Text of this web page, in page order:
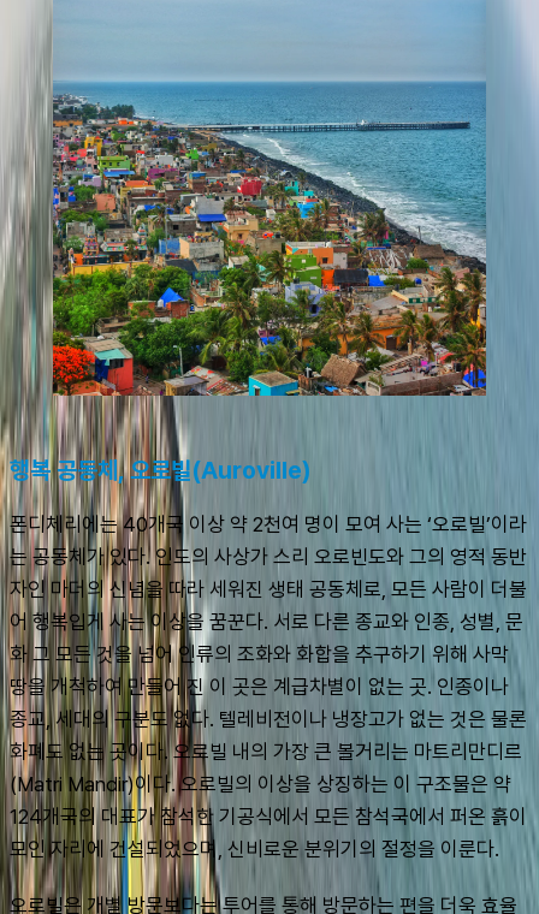
행복 공동체, 오로빌(Auroville)
폰디체리에는 40개국 이상 약 2천여 명이 모여 사는 ‘오로빌’이라
는 공동체가 있다. 인도의 사상가 스리 오로빈도와 그의 영적 동반
자인 마더의 신념을 따라 세워진 생태 공동체로, 모든 사람이 더불
어 행복입게 사는 이상을 꿈꾼다. 서로 다른 종교와 인종, 성별, 문
화 그 모든 것을 넘어 인류의 조화와 화합을 추구하기 위해 사막
땅을 개척하여 만들어 진 이 곳은 계급차별이 없는 곳. 인종이나
종교, 세대의 구분도 없다. 텔레비전이나 냉장고가 없는 것은 물론
화폐도 없는 곳이다. 오로빌 내의 가장 큰 볼거리는 마트리만디르
(Matri Mandir)이다. 오로빌의 이상을 상징하는 이 구조물은 약
124개국의 대표가 참석한 기공식에서 모든 참석국에서 퍼온 흙이
모인 자리에 건설되었으며, 신비로운 분위기의 절정을 이룬다.
오로빌은 개별 방문보다는 투어를 통해 방문하는 편을 더욱 효율